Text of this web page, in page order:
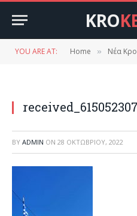
KRO
YOU ARE AT: Home » Νέα
BY ADMIN ON 28 ΟΚΤΩΒΡΊΟΥ, 2022